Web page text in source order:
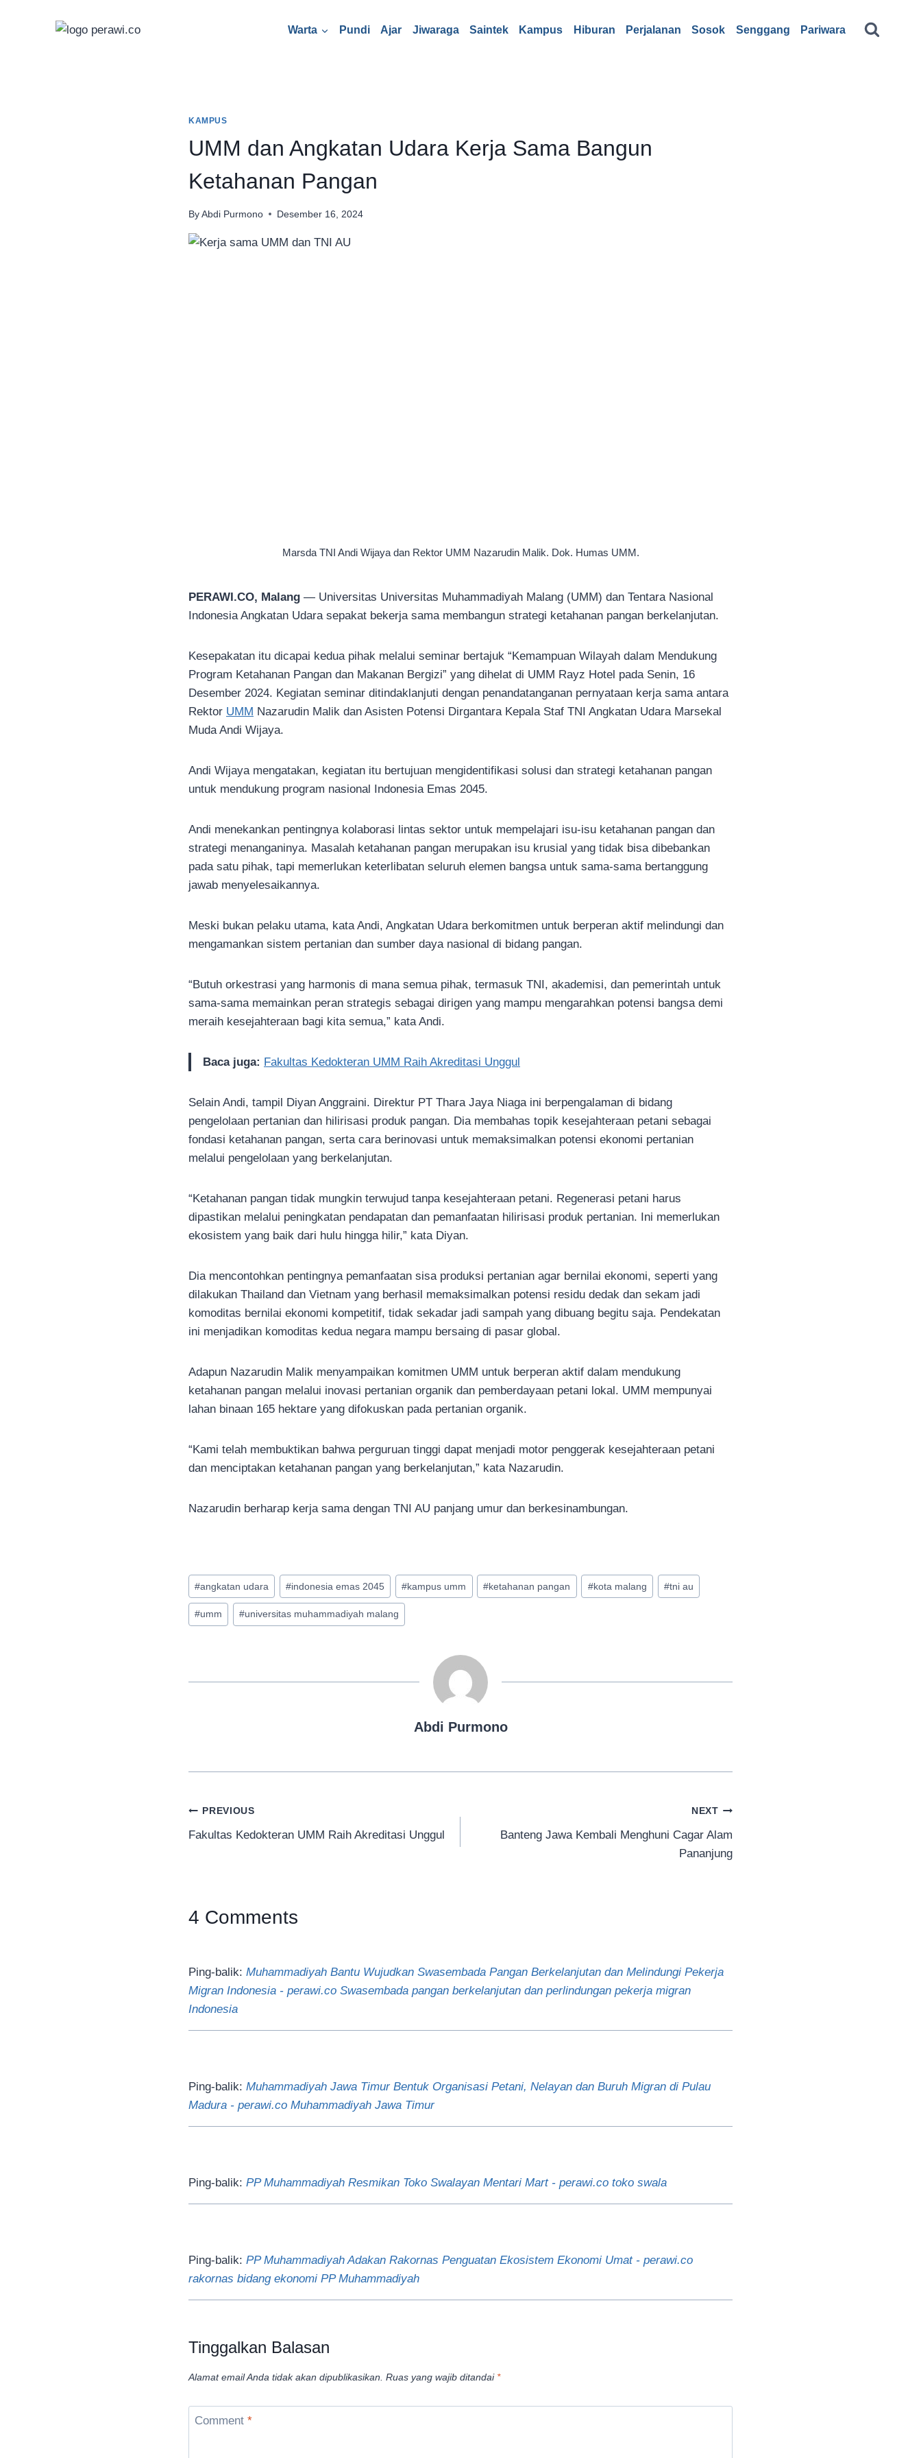
Warta Pundi Ajar Jiwaraga Saintek Kampus Hiburan Perjalanan Sosok Senggang Pariwara
KAMPUS
UMM dan Angkatan Udara Kerja Sama Bangun
Ketahanan Pangan
By Abdi Purmono Desember 16, 2024
Marsda TNI Andi Wijaya dan Rektor UMM Nazarudin Malik. Dok. Humas UMM.
PERAWI.CO, Malang — Universitas Universitas Muhammadiyah Malang (UMM) dan Tentara Nasional
Indonesia Angkatan Udara sepakat bekerja sama membangun strategi ketahanan pangan berkelanjutan.
Kesepakatan itu dicapai kedua pihak melalui seminar bertajuk “Kemampuan Wilayah dalam Mendukung
Program Ketahanan Pangan dan Makanan Bergizi” yang dihelat di UMM Rayz Hotel pada Senin, 16
Desember 2024. Kegiatan seminar ditindaklanjuti dengan penandatanganan pernyataan kerja sama antara
Rektor UMM Nazarudin Malik dan Asisten Potensi Dirgantara Kepala Staf TNI Angkatan Udara Marsekal
Muda Andi Wijaya.
Andi Wijaya mengatakan, kegiatan itu bertujuan mengidentifikasi solusi dan strategi ketahanan pangan
untuk mendukung program nasional Indonesia Emas 2045.
Andi menekankan pentingnya kolaborasi lintas sektor untuk mempelajari isu-isu ketahanan pangan dan
strategi menanganinya. Masalah ketahanan pangan merupakan isu krusial yang tidak bisa dibebankan
pada satu pihak, tapi memerlukan keterlibatan seluruh elemen bangsa untuk sama-sama bertanggung
jawab menyelesaikannya.
Meski bukan pelaku utama, kata Andi, Angkatan Udara berkomitmen untuk berperan aktif melindungi dan
mengamankan sistem pertanian dan sumber daya nasional di bidang pangan.
“Butuh orkestrasi yang harmonis di mana semua pihak, termasuk TNI, akademisi, dan pemerintah untuk
sama-sama memainkan peran strategis sebagai dirigen yang mampu mengarahkan potensi bangsa demi
meraih kesejahteraan bagi kita semua,” kata Andi.
Baca juga: Fakultas Kedokteran UMM Raih Akreditasi Unggul
Selain Andi, tampil Diyan Anggraini. Direktur PT Thara Jaya Niaga ini berpengalaman di bidang
pengelolaan pertanian dan hilirisasi produk pangan. Dia membahas topik kesejahteraan petani sebagai
fondasi ketahanan pangan, serta cara berinovasi untuk memaksimalkan potensi ekonomi pertanian
melalui pengelolaan yang berkelanjutan.
“Ketahanan pangan tidak mungkin terwujud tanpa kesejahteraan petani. Regenerasi petani harus
dipastikan melalui peningkatan pendapatan dan pemanfaatan hilirisasi produk pertanian. Ini memerlukan
ekosistem yang baik dari hulu hingga hilir,” kata Diyan.
Dia mencontohkan pentingnya pemanfaatan sisa produksi pertanian agar bernilai ekonomi, seperti yang
dilakukan Thailand dan Vietnam yang berhasil memaksimalkan potensi residu dedak dan sekam jadi
komoditas bernilai ekonomi kompetitif, tidak sekadar jadi sampah yang dibuang begitu saja. Pendekatan
ini menjadikan komoditas kedua negara mampu bersaing di pasar global.
Adapun Nazarudin Malik menyampaikan komitmen UMM untuk berperan aktif dalam mendukung
ketahanan pangan melalui inovasi pertanian organik dan pemberdayaan petani lokal. UMM mempunyai
lahan binaan 165 hektare yang difokuskan pada pertanian organik.
“Kami telah membuktikan bahwa perguruan tinggi dapat menjadi motor penggerak kesejahteraan petani
dan menciptakan ketahanan pangan yang berkelanjutan,” kata Nazarudin.
Nazarudin berharap kerja sama dengan TNI AU panjang umur dan berkesinambungan.
Post
Tags:
#angkatan udara #indonesia emas 2045 #kampus umm #ketahanan pangan #kota malang #tni au
#umm #universitas muhammadiyah malang
Abdi Purmono
Navigasi
pos
PREVIOUS
Fakultas Kedokteran UMM Raih Akreditasi Unggul
NEXT
Banteng Jawa Kembali Menghuni Cagar Alam
Pananjung
4 Comments
Ping-balik: Muhammadiyah Bantu Wujudkan Swasembada Pangan Berkelanjutan dan Melindungi Pekerja
Migran Indonesia - perawi.co Swasembada pangan berkelanjutan dan perlindungan pekerja migran
Indonesia
Ping-balik: Muhammadiyah Jawa Timur Bentuk Organisasi Petani, Nelayan dan Buruh Migran di Pulau
Madura - perawi.co Muhammadiyah Jawa Timur
Ping-balik: PP Muhammadiyah Resmikan Toko Swalayan Mentari Mart - perawi.co toko swala
Ping-balik: PP Muhammadiyah Adakan Rakornas Penguatan Ekosistem Ekonomi Umat - perawi.co
rakornas bidang ekonomi PP Muhammadiyah
Tinggalkan Balasan
Alamat email Anda tidak akan dipublikasikan. Ruas yang wajib ditandai *
Comment *